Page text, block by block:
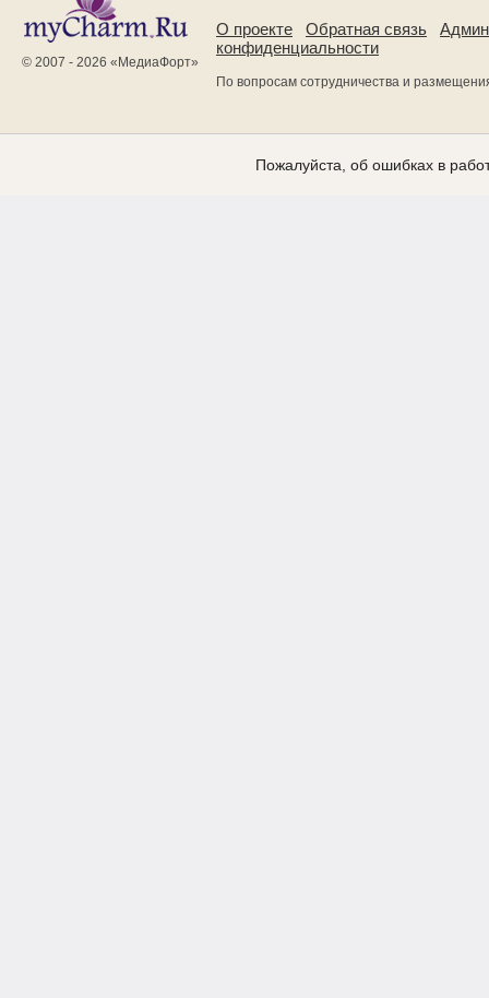
© 2007 - 2026 « МедиаФорт»
О проекте Обратная связь
конфиденциальности
По вопросам сотрудничества и
Пожалуйста, об ошибках в